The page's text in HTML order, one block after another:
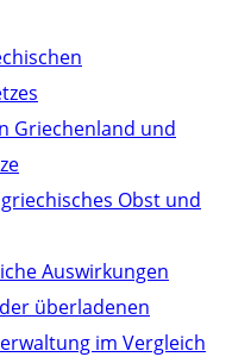
Griechenland und
Obst und
Auswirkungen
überladenen
im Vergleich